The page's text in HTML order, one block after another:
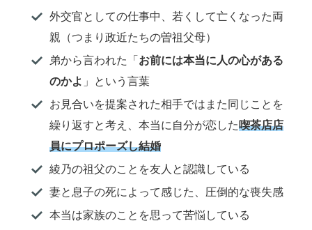
外交官としての仕事中、若くして亡くなった両
親（つまり政近たちの曽祖父母）
弟から言われた「 お前には本当に人の心がある
のかよ 」という言葉
お見合いを提案された相手ではまた同じことを
繰り返すと考え、本当に自分が恋した喫茶店店
員にプロポーズし結婚
綾乃の祖父のことを友人と認識している
妻と息子の死によって感じた、圧倒的な喪失感
本当は家族のことを思って苦悩している